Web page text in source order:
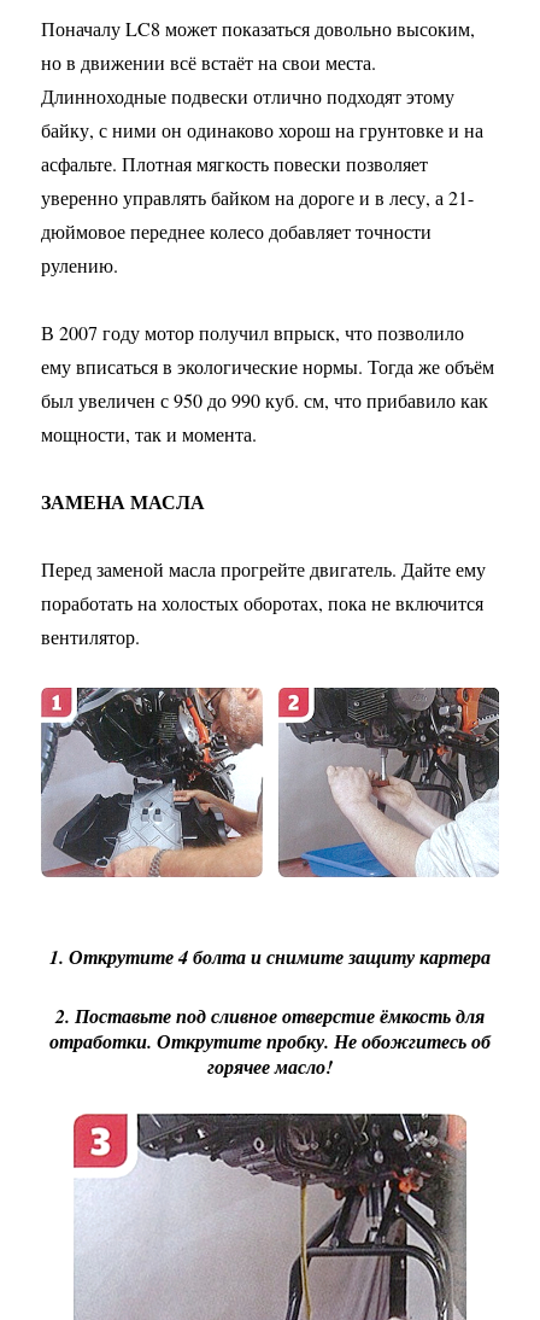
Поначалу LC8 может показаться довольно высоким,
но в движении всё встаёт на свои места.
Длинноходные подвески отлично подходят этому
байку, с ними он одинаково хорош на грунтовке и на
асфальте. Плотная мягкость повески позволяет
уверенно управлять байком на дороге и в лесу, а 21-
дюймовое переднее колесо добавляет точности
рулению.
В 2007 году мотор получил впрыск, что позволило
ему вписаться в экологические нормы. Тогда же объём
был увеличен с 950 до 990 куб. см, что прибавило как
мощности, так и момента.
ЗАМЕНА МАСЛА
Перед заменой масла прогрейте двигатель. Дайте ему
поработать на холостых оборотах, пока не включится
вентилятор.
1. Открутите 4 болта и снимите защиту картера
2. Поставьте под сливное отверстие ёмкость для
отработки. Открутите пробку. Не обожгитесь об
горячее масло!